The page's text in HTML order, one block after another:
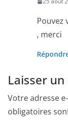
Pouvez
, merci
Laisser
Votre adresse
obligatoires